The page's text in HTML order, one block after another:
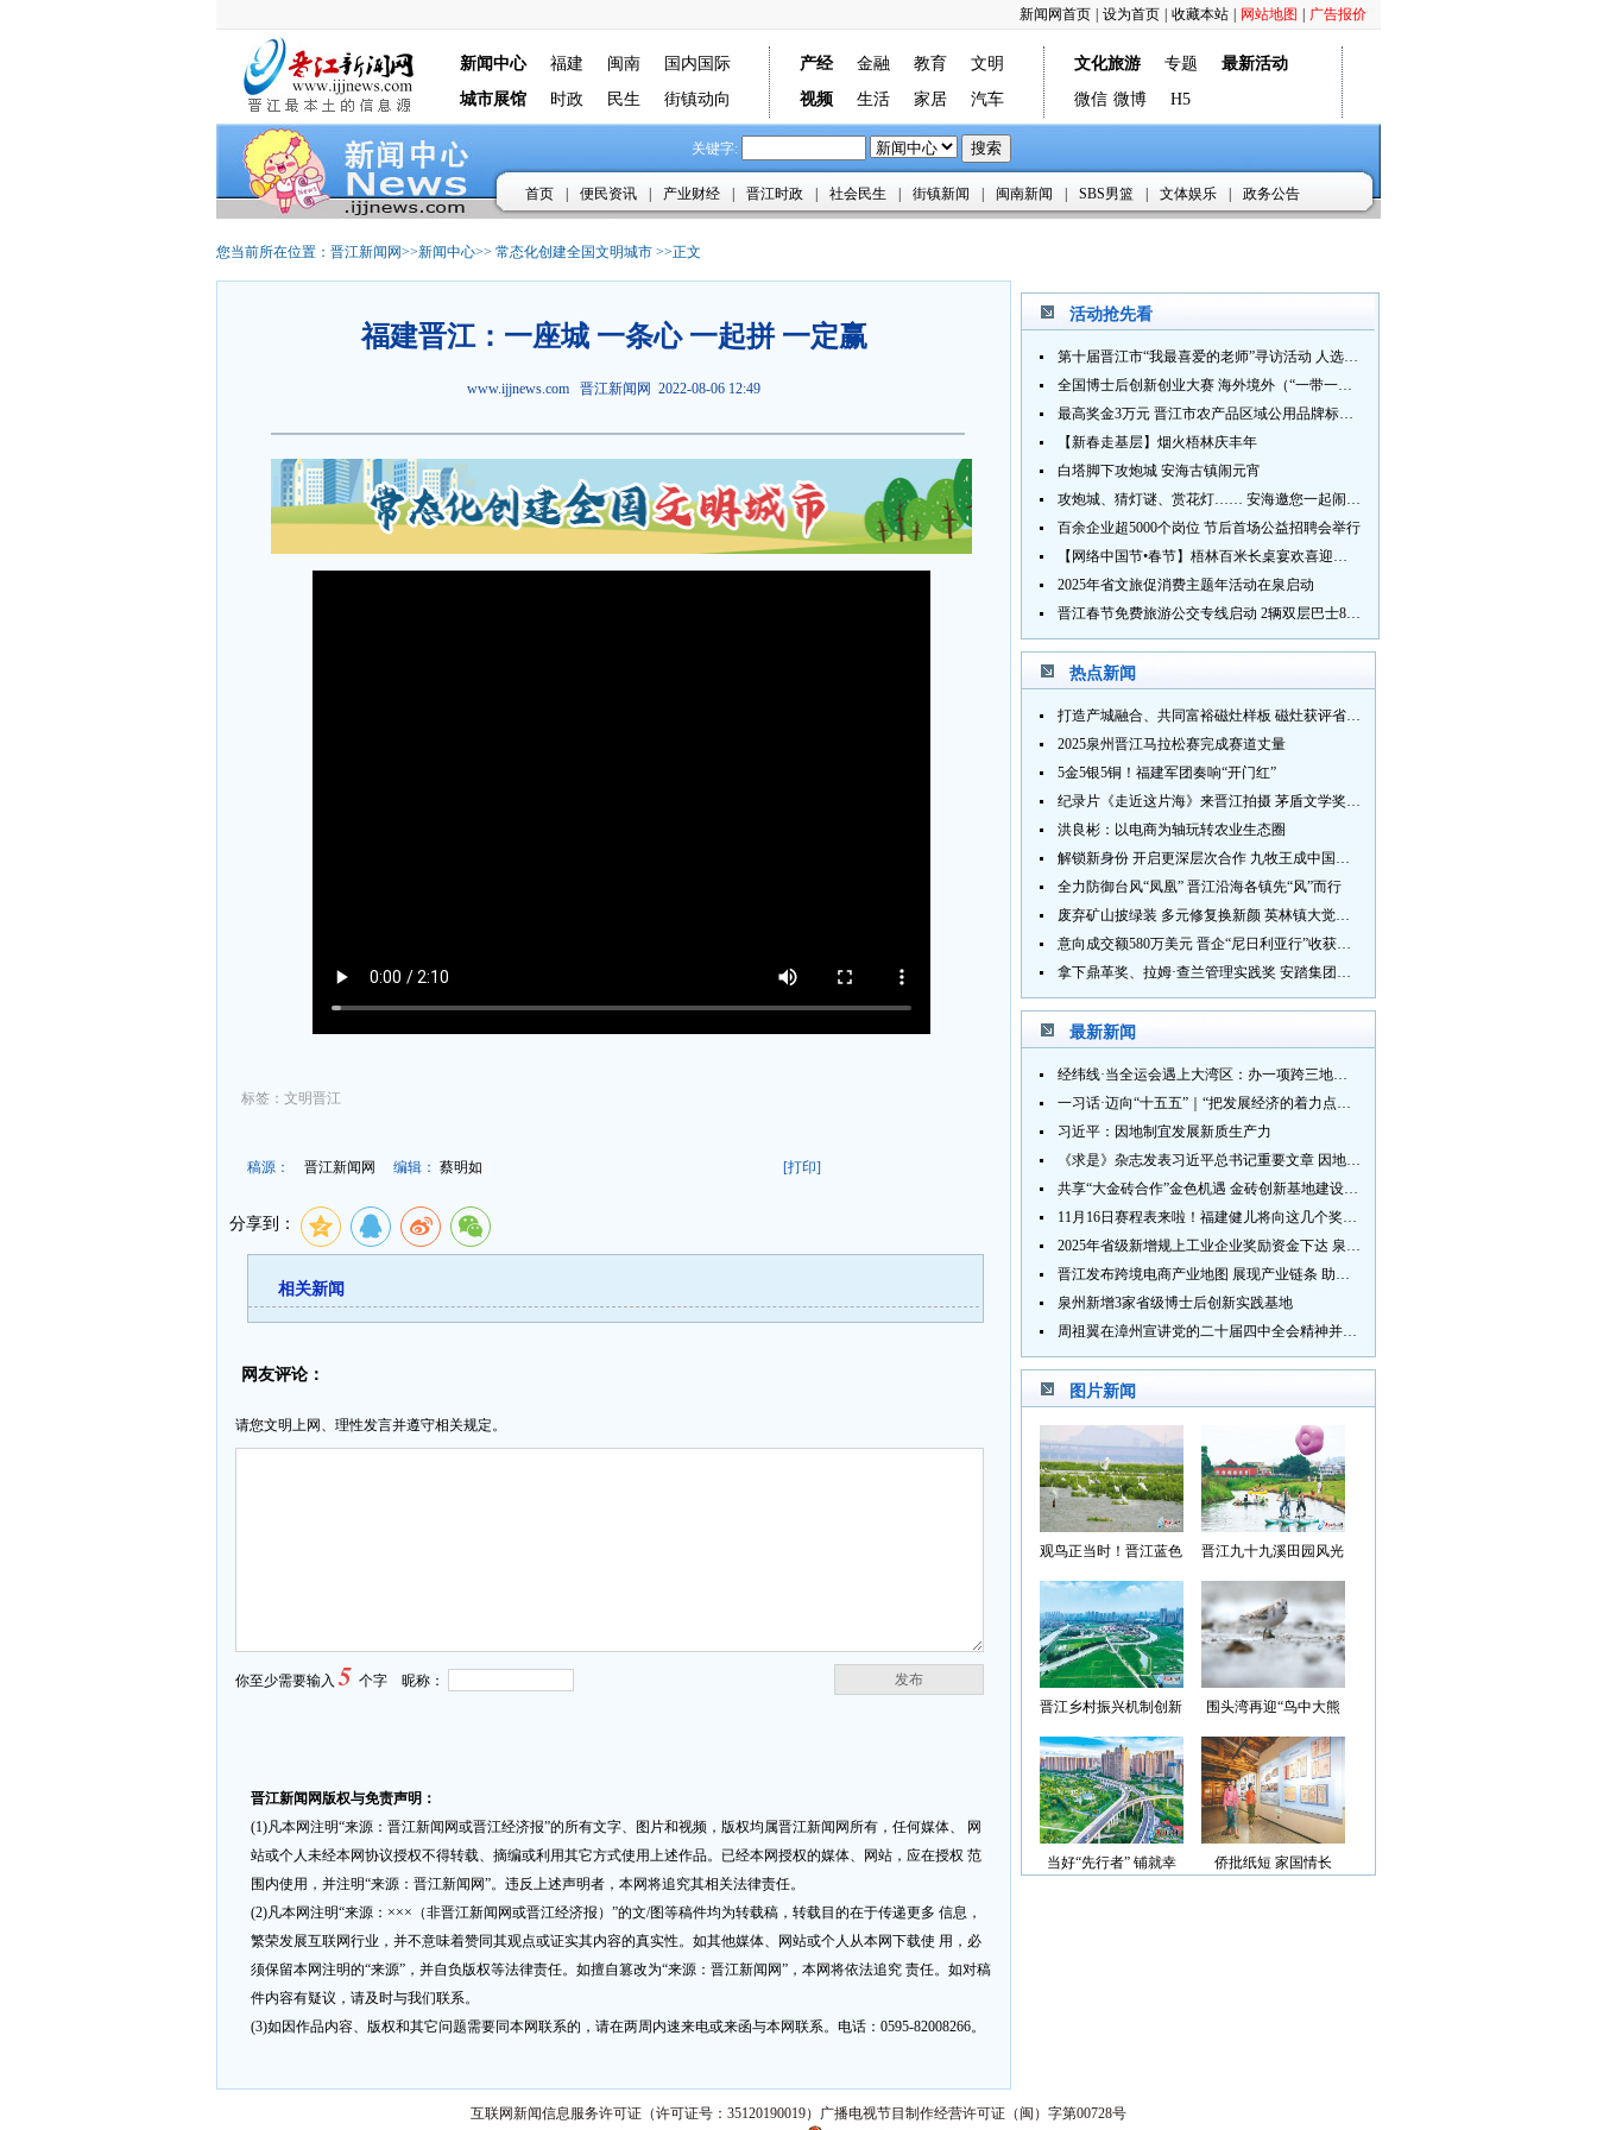
广告报价
网站地图
收藏本站
设为首页
新闻网首页
新闻中心 福建 闽南
国内国际
城市展馆
时政 民生 街镇动向
产经 金融 教育
文明
视频
生活 家居 汽车
文化旅游 专题
最新活动
微信 微博 H5
关键字:
首页 便民资讯 产业财经 晋江时政 社会民生 街镇新闻 闽南新闻 SBS男篮 文体娱乐 政务公告
您当前所在位置： 晋江新闻网>>新闻中心>> 常态化创建全国文明城市 >>正文
福建晋江：一座城 一条心 一起拼 一定赢
www.ijjnews.com 晋江新闻网 2022-08-06 12:49
标签：文明晋江
稿源： 晋江新闻网 编辑： 蔡明如 [打印]
分享到：
相关新闻
网友评论：
请您文明上网、理性发言并遵守相关规定。
发布
你至少需要输入5 个字 昵称：
晋江新闻网版权与免责声明：
(1)凡本网注明“来源：晋江新闻网或晋江经济报”的所有文字、图片和视频，版权均属晋江新闻网所有，任何媒体、 网
站或个人未经本网协议授权不得转载、摘编或利用其它方式使用上述作品。已经本网授权的媒体、网站，应在授权 范
围内使用，并注明“来源：晋江新闻网”。违反上述声明者，本网将追究其相关法律责任。
(2)凡本网注明“来源：×××（非晋江新闻网或晋江经济报）”的文/图等稿件均为转载稿，转载目的在于传递更多 信息，
繁荣发展互联网行业，并不意味着赞同其观点或证实其内容的真实性。如其他媒体、网站或个人从本网下载使 用，必
须保留本网注明的“来源”，并自负版权等法律责任。如擅自篡改为“来源：晋江新闻网”，本网将依法追究 责任。如对稿
件内容有疑议，请及时与我们联系。
(3)如因作品内容、版权和其它问题需要同本网联系的，请在两周内速来电或来函与本网联系。电话：0595-82008266。
活动抢先看
第十届晋江市“我最喜爱的老师”寻访活动 人选推荐火热进行中 快来“秀”您最喜爱的老师
全国博士后创新创业大赛 海外境外（“一带一路”）赛七大赛道等你来战
最高奖金3万元 晋江市农产品区域公用品牌标识Logo及特色农产品包装设计征集活动正式启动
【新春走基层】烟火梧林庆丰年
白塔脚下攻炮城 安海古镇闹元宵
攻炮城、猜灯谜、赏花灯…… 安海邀您一起闹元宵
百余企业超5000个岗位 节后首场公益招聘会举行
【网络中国节•春节】梧林百米长桌宴欢喜迎新春
2025年省文旅促消费主题年活动在泉启动
晋江春节免费旅游公交专线启动 2辆双层巴士8辆铛铛车带你游
热点新闻
打造产城融合、共同富裕磁灶样板 磁灶获评省级乡村振兴示范乡镇
2025泉州晋江马拉松赛完成赛道丈量
5金5银5铜！福建军团奏响“开门红”
纪录片《走近这片海》来晋江拍摄 茅盾文学奖得主麦家探寻晋江“海海”人生
洪良彬：以电商为轴玩转农业生态圈
解锁新身份 开启更深层次合作 九牧王成中国奥委会官方赞助商
全力防御台风“凤凰” 晋江沿海各镇先“风”而行
废弃矿山披绿装 多元修复换新颜 英林镇大觉山片区废弃矿山生态修复项目通过验收
意向成交额580万美元 晋企“尼日利亚行”收获满满
拿下鼎革奖、拉姆·查兰管理实践奖 安踏集团获企业管理权威奖项
最新新闻
经纬线·当全运会遇上大湾区：办一项跨三地的赛事有多硬核？
一习话·迈向“十五五”｜“把发展经济的着力点放在实体经济上”
习近平：因地制宜发展新质生产力
《求是》杂志发表习近平总书记重要文章 因地制宜发展新质生产力
共享“大金砖合作”金色机遇 金砖创新基地建设成效显著
11月16日赛程表来啦！福建健儿将向这几个奖牌发起冲击→
2025年省级新增规上工业企业奖励资金下达 泉州市获补资金居全省首位
晋江发布跨境电商产业地图 展现产业链条 助力“晋品出海”
泉州新增3家省级博士后创新实践基地
周祖翼在漳州宣讲党的二十届四中全会精神并调研
图片新闻
观鸟正当时！晋江蓝色
晋江九十九溪田园风光
光”首批认定名单
晋江乡村振兴机制创新
围头湾再迎“鸟中大熊
当好“先行者” 铺就幸
侨批纸短 家国情长
互联网新闻信息服务许可证（许可证号：35120190019）广播电视节目制作经营许可证（闽）字第00728号